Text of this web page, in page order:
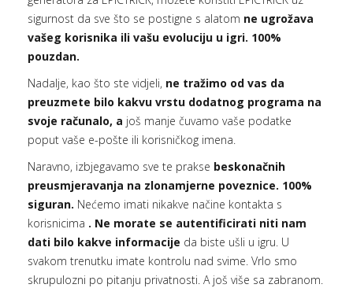
sigurnost da sve što se postigne s alatom ne ugrožava
vašeg korisnika ili vašu evoluciju u igri. 100%
pouzdan.
Nadalje, kao što ste vidjeli, ne tražimo od vas da
preuzmete bilo kakvu vrstu dodatnog programa na
svoje računalo, a još manje čuvamo vaše podatke
poput vaše e-pošte ili korisničkog imena.
Naravno, izbjegavamo sve te prakse beskonačnih
preusmjeravanja na zlonamjerne poveznice. 100%
siguran. Nećemo imati nikakve načine kontakta s
korisnicima . Ne morate se autentificirati niti nam
dati bilo kakve informacije da biste ušli u igru. U
svakom trenutku imate kontrolu nad svime. Vrlo smo
skrupulozni po pitanju privatnosti. A još više sa zabranom.